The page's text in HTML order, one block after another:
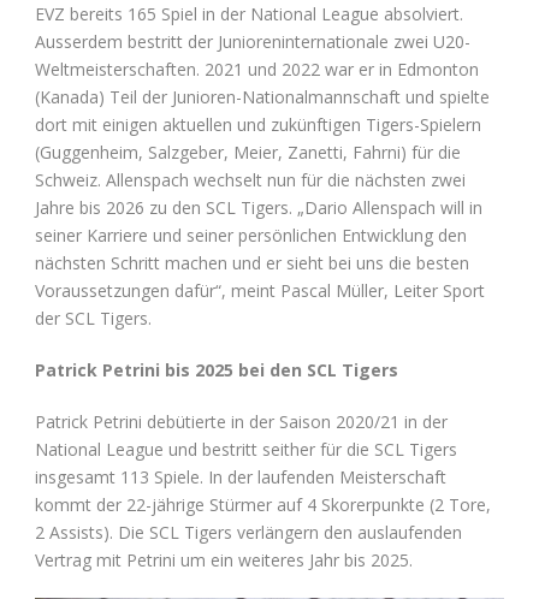
EVZ bereits 165 Spiel in der National League absolviert.
Ausserdem bestritt der Junioreninternationale zwei U20-
Weltmeisterschaften. 2021 und 2022 war er in Edmonton
(Kanada) Teil der Junioren-Nationalmannschaft und spielte
dort mit einigen aktuellen und zukünftigen Tigers-Spielern
(Guggenheim, Salzgeber, Meier, Zanetti, Fahrni) für die
Schweiz. Allenspach wechselt nun für die nächsten zwei
Jahre bis 2026 zu den SCL Tigers. „Dario Allenspach will in
seiner Karriere und seiner persönlichen Entwicklung den
nächsten Schritt machen und er sieht bei uns die besten
Voraussetzungen dafür“, meint Pascal Müller, Leiter Sport
der SCL Tigers.
Patrick Petrini bis 2025 bei den SCL Tigers
Patrick Petrini debütierte in der Saison 2020/21 in der
National League und bestritt seither für die SCL Tigers
insgesamt 113 Spiele. In der laufenden Meisterschaft
kommt der 22-jährige Stürmer auf 4 Skorerpunkte (2 Tore,
2 Assists). Die SCL Tigers verlängern den auslaufenden
Vertrag mit Petrini um ein weiteres Jahr bis 2025.